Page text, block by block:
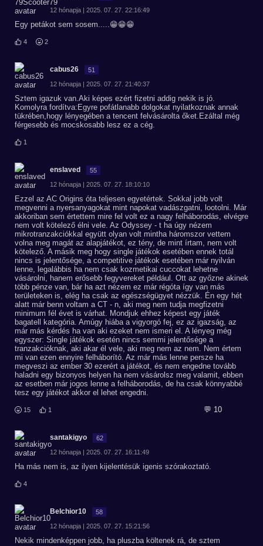
12 hónapja | 2025. 07. 27. 22:16:49
Egy petákot sem sosem.....😁😁😁
4 2
cabus26 51
12 hónapja | 2025. 07. 27. 21:40:37
Sztem igazuk van.Aki képes ezért fizetni addig nekik is jó.
Komolyra fordítva:Egyre pofátlanabb dolgokat nyilatkoznak annak
tükrében,hogy lényegében a tencent felvásárolta őket.Ezáltal még
férgesebb és mocskosabb lesz ez a cég.
1
enslaved 55
12 hónapja | 2025. 07. 27. 18:10:10
Ezzel az AC Origins óta teljesen egyetértek. Sokkal jobb volt
megvenni a nyersanyagokat mint napokat vadászgatni, lootolni. Már
akkoriban sem értettem mire fel volt ez a nagy felháborodás, elvégre
nem volt kötelező élni vele. Az Odyssey - t ha úgy nézem
mikrotranzakciókkal együtt olyan volt mintha háromszor vettem
volna meg magát az alapjátékot, ez tény, de mint írtam, nem volt
kötelező. A másik meg hogy single játékok esetében ennek totál
nincs is jelentősége, a competitive játékok esetében már nyilván
lenne, legalábbis ha nem csak kozmetikai cuccokat lehetne
vásárolni, hanem erősebb fegyvereket például. Ott az győzne akinek
több pénze van, bár ha azt nézem ez már régóta így van más
területeken is, elég ha csak az egészségügyet nézzük. Én egy hét
alatt már benn voltam a CT - n, aki meg nem tudja megfizetni
minimum fél évet is várhat. Mondjuk ehhez képest egy játék
bagatell kategória. Amúgy hiába a vigyorgó fej, ez az igazság, az
már más kérdés ha van aki ezeket nem ismeri el. A lényeg még
egyszer: Single játékok esetén nincs semmi jelentősége a
tranzakcióknak, aki akar él vele, aki meg nem az nem. Nem értem
mi van ezen ennyire felháborító. Az már más lenne persze ha
megveszi az ember 30 ezerért a játékot, és nem engedne tovább
haladni egy bizonyos helyen ha nem vásárolsz meg valamit, ebben
az esetben már jogos lenne a felháborodás, de ha csak könnyabbé
tesz egy játékot akkor el lehet engedni.
1
15 💬 10
santakigyo 62
12 hónapja | 2025. 07. 27. 16:11:49
Ha más nem is, az ilyen kijelentésük igenis szórakoztató.
4
Belchior10 58
12 hónapja | 2025. 07. 27. 15:21:56
Nekik mindenképpen jobb, ha pluszba költenek rá, de sztem